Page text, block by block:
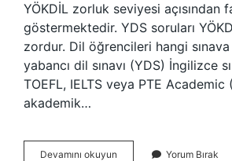
YÖKDİL zorluk seviyesi açısından
göstermektedir. YDS soruları
zordur. Dil öğrencileri hangi
yabancı dil sınavı (YDS) İngilizce
TOEFL, IELTS veya PTE Academic
akademik…
Devamını okuyun Yorum Bırak